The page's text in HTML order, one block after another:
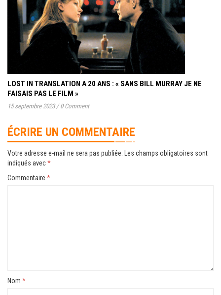
LOST IN TRANSLATION A 20 ANS : « SANS BILL MURRAY JE NE
FAISAIS PAS LE FILM »
15 septembre 2023 / 0 Comment
ÉCRIRE UN COMMENTAIRE
Votre adresse e-mail ne sera pas publiée. Les champs obligatoires sont
indiqués avec*
Commentaire *
Nom *